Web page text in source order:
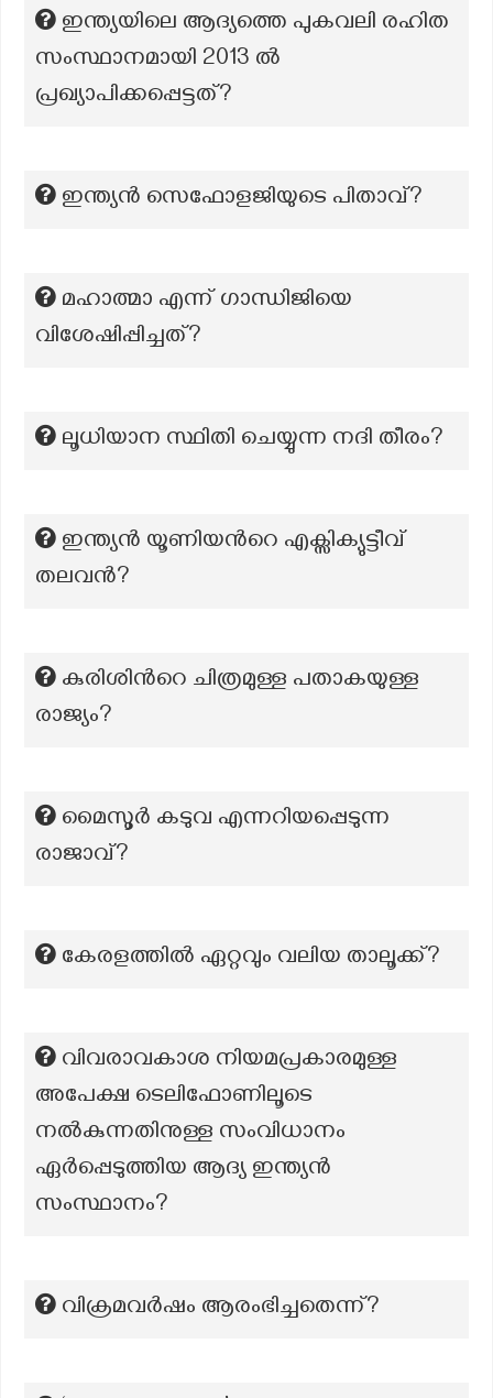
ഇന്ത്യയിലെ ആദ്യത്തെ പുകവലി രഹിത
സംസ്ഥാനമായി 2013 ൽ
പ്രഖ്യാപിക്കപ്പെട്ടത്?
ഇന്ത്യൻ സെഫോളജിയുടെ പിതാവ്?
മഹാത്മാ എന്ന് ഗാന്ധിജിയെ
വിശേഷിപ്പിച്ചത്?
ലൂധിയാന സ്ഥിതി ചെയ്യുന്ന നദി തീരം?
ഇന്ത്യൻ യൂണിയൻറെ എക്സിക്യുട്ടീവ്
തലവൻ?
കുരിശിൻറെ ചിത്രമുള്ള പതാകയുള്ള
രാജ്യം?
മൈസൂർ കടുവ എന്നറിയപ്പെടുന്ന
രാജാവ്?
കേരളത്തിൽ ഏറ്റവും വലിയ താലൂക്ക്?
വിവരാവകാശ നിയമപ്രകാരമുള്ള
അപേക്ഷ ടെലിഫോണിലൂടെ
നൽകുന്നതിനുള്ള സംവിധാനം
ഏർപ്പെടുത്തിയ ആദ്യ ഇന്ത്യൻ
സംസ്ഥാനം?
വിക്രമവർഷം ആരംഭിച്ചതെന്ന്?